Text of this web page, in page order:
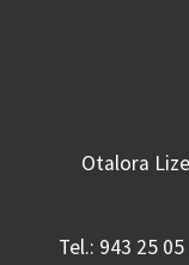
Otalora
Tel.: 943 25